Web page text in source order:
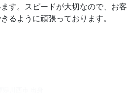
す。スピードが大切なので、お客
るように頑張っております。